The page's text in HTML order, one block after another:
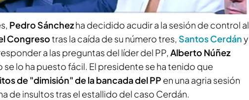
Pedro Sánchezha decidido acudir a la sesión de control al
Congresotras la caída de su número tres, Santos Cerdány
a las preguntas del líder del PP, Alberto Núñez
se lo ha puesto fácil. El presidente se ha tenido que
de "dimisión" de la bancada del PP en una agria sesión
de insultos tras el estallido del caso Cerdán.